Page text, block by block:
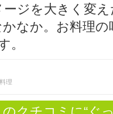
ジを大きく変
なか。お料理
。
理